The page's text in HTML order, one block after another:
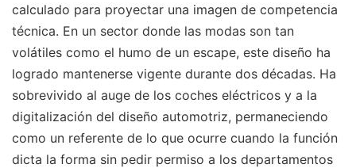
calculado para proyectar una imagen de competencia
técnica. En un sector donde las modas son tan
volátiles como el humo de un escape, este diseño ha
logrado mantenerse vigente durante dos décadas. Ha
sobrevivido al auge de los coches eléctricos y a la
digitalización del diseño automotriz, permaneciendo
como un referente de lo que ocurre cuando la función
dicta la forma sin pedir permiso a los departamentos